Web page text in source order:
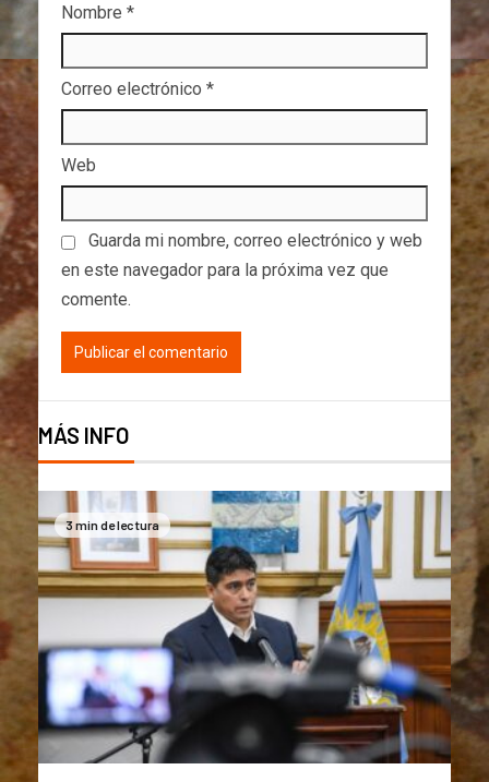
Nombre *
Correo electrónico *
Web
Guarda mi nombre, correo electrónico y web
en este navegador para la próxima vez que
comente.
MÁS INFO
3 min de lectura